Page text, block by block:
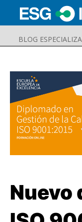
BLOG
Buscar
Nuevo